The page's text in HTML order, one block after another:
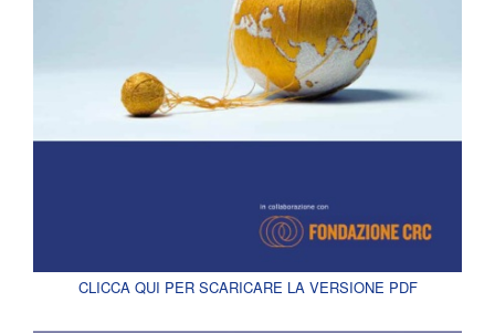
CLICCA QUI PER SCARICARE LA VERSIONE PDF